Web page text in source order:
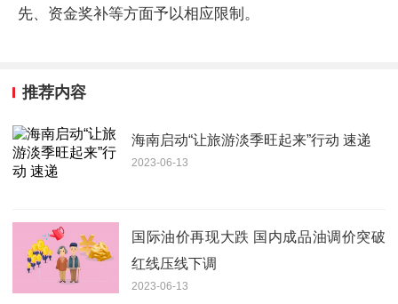
先、资金奖补等方面予以相应限制。
推荐内容
海南启动“让旅游淡季旺起来”行动 速递
2023-06-13
国际油价再现大跌 国内成品油调价突破
红线压线下调
2023-06-13